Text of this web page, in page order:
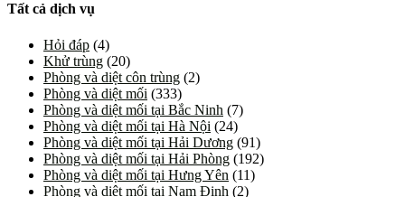
Tất cả dịch vụ
Hỏi đáp (4)
Khử trùng (20)
Phòng và diệt côn trùng (2)
Phòng và diệt mối (333)
Phòng và diệt mối tại Bắc Ninh (7)
Phòng và diệt mối tại Hà Nội (24)
Phòng và diệt mối tại Hải Dương (91)
Phòng và diệt mối tại Hải Phòng (192)
Phòng và diệt mối tại Hưng Yên (11)
Phòng và diệt mối tại Nam Định (2)